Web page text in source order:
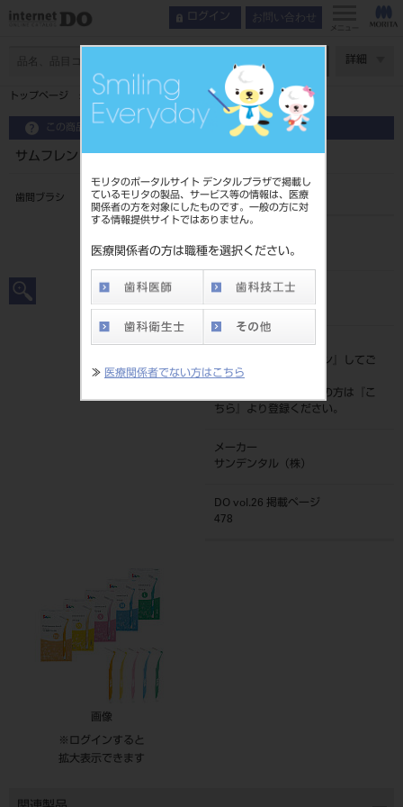
モリタのポータルサイト デンタルプラザで掲載し
ているモリタの製品、サービス等の情報は、医療
関係者の方を対象にしたものです。一般の方に対
する情報提供サイトではありません。
医療関係者の方は職種を選択ください。
≫ 医療関係者でない方はこちら
ログイン お問い合わせ
メニュー
詳細
トップページ サムフレンド プチ歯間ブラシL型 #L 10ｲﾘ
この商品に関するお問い合わせ
サムフレンド プチ歯間ブラシL型 #L 10ｲﾘ
歯間ブラシ
206590433L
JAN/EANコード
標準価格
ログイン
』してご
覧ください。
ネット会員登録がまだの方は『
こ
ちら
』より登録ください。
メーカー
サンデンタル（株）
DO vol.26 掲載ページ
478
画像
※ログインすると
拡大表示できます